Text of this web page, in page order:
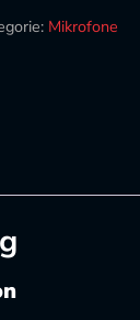
Mikrofone